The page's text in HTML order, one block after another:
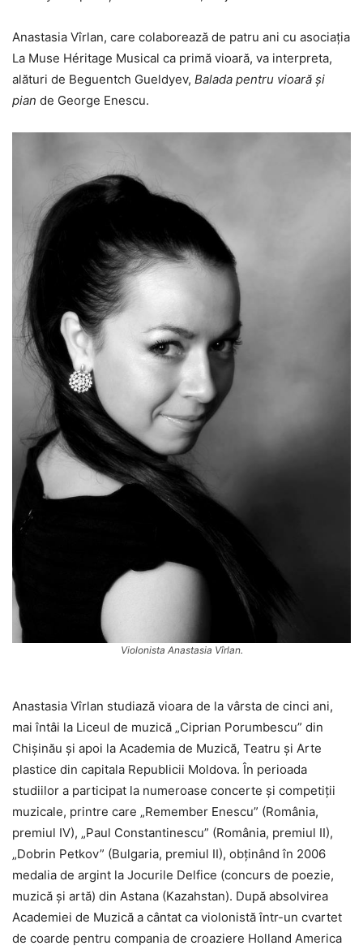
Anastasia Vîrlan, care colaborează de patru ani cu asociația
La Muse Héritage Musical ca primă vioară, va interpreta,
alături de Beguentch Gueldyev, Balada pentru vioară și
pian de George Enescu.
Violonista Anastasia Vîrlan.
Anastasia Vîrlan studiază vioara de la vârsta de cinci ani,
mai întâi la Liceul de muzică „Ciprian Porumbescu” din
Chișinău și apoi la Academia de Muzică, Teatru și Arte
plastice din capitala Republicii Moldova. În perioada
studiilor a participat la numeroase concerte și competiții
muzicale, printre care „Remember Enescu” (România,
premiul IV), „Paul Constantinescu” (România, premiul II),
„Dobrin Petkov” (Bulgaria, premiul II), obținând în 2006
medalia de argint la Jocurile Delfice (concurs de poezie,
muzică și artă) din Astana (Kazahstan). După absolvirea
Academiei de Muzică a cântat ca violonistă într-un cvartet
de coarde pentru compania de croaziere Holland America